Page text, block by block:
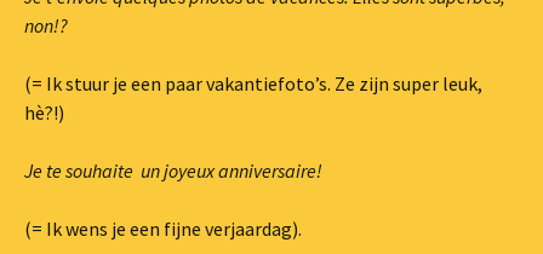
non!?
(= Ik stuur je een paar vakantiefoto’s. Ze zijn super leuk,
hè?!)
Je te souhaite un joyeux anniversaire!
(= Ik wens je een fijne verjaardag).